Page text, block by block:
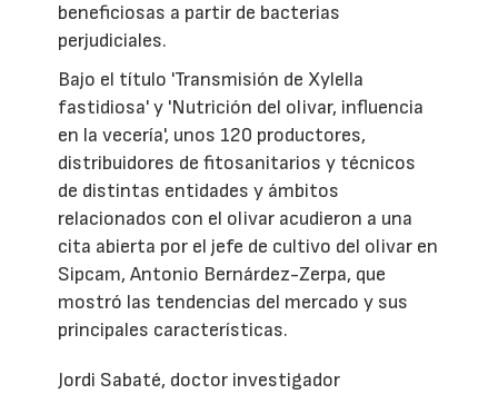
beneficiosas a partir de bacterias
perjudiciales.
Bajo el título 'Transmisión de Xylella
fastidiosa' y 'Nutrición del olivar, influencia
en la vecería', unos 120 productores,
distribuidores de fitosanitarios y técnicos
de distintas entidades y ámbitos
relacionados con el olivar acudieron a una
cita abierta por el jefe de cultivo del olivar en
Sipcam, Antonio Bernárdez-Zerpa, que
mostró las tendencias del mercado y sus
principales características.
Jordi Sabaté, doctor investigador